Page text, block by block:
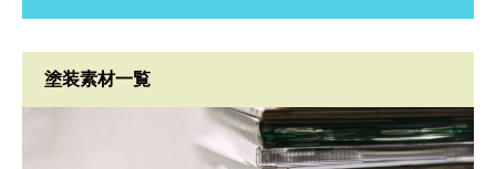
塗装素材一覧